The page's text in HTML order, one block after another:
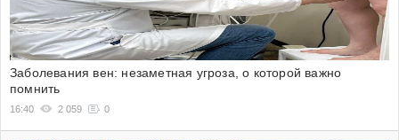
Заболевания вен: незаметная угроза, о которой важно
помнить
16:40 2 059 0